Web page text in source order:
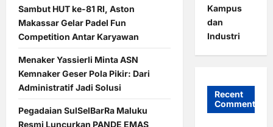
Sambut HUT ke-81 RI, Aston
Makassar Gelar Padel Fun
Competition Antar Karyawan
Menaker Yassierli Minta ASN
Kemnaker Geser Pola Pikir: Dari
Administratif Jadi Solusi
Pegadaian SulSelBarRa Maluku
Resmi Luncurkan PANDE EMAS
Kampus
dan
Industri
Recent
Comments